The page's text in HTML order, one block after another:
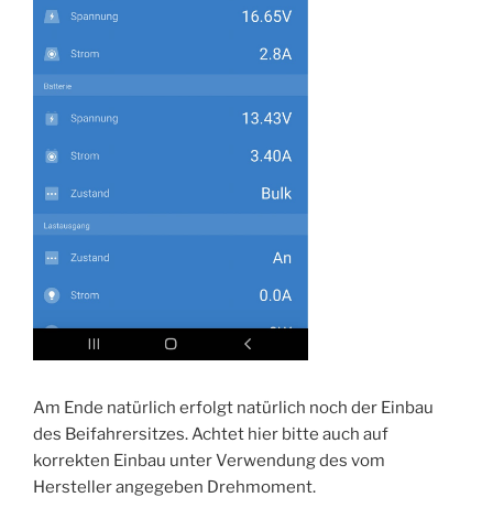
Am Ende natürlich erfolgt natürlich noch der Einbau
des Beifahrersitzes. Achtet hier bitte auch auf
korrekten Einbau unter Verwendung des vom
Hersteller angegeben Drehmoment.